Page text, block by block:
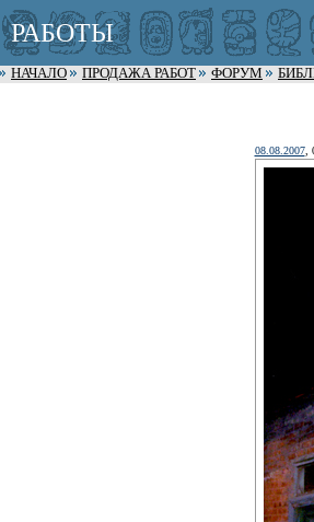
РАБОТЫ
НАЧАЛО ПРОДАЖА РАБОТ ФОРУМ
08.08.2007,